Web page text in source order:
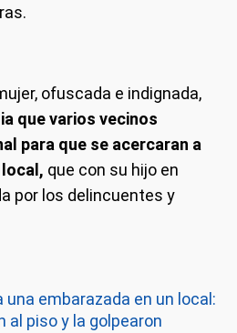
ofuscada e indignada,
que varios vecinos
para que se acercaran a
que con su hijo en
por los delincuentes y
una embarazada en un local:
al piso y la golpearon